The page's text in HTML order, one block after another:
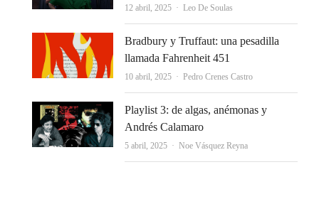
12 abril, 2025 Autor
Leo De Soulas
Bradbury y Truffaut: una pesadilla
llamada Fahrenheit 451
10 abril, 2025 Autor
Pedro Crenes Castro
Playlist 3: de algas, anémonas y
Andrés Calamaro
5 abril, 2025 Autor
Noe Vásquez Reyna